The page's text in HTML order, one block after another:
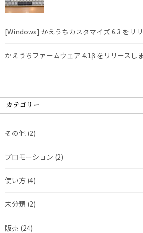
[Windows] かえうちカスタマイズ 6.3 をリ
かえうちファームウェア 4.1β をリリースし
カテゴリー
その他 (2)
プロモーション (2)
使い方 (4)
未分類 (2)
販売 (24)